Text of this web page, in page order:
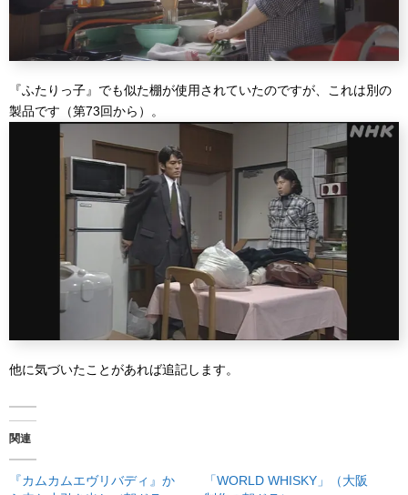
『ふたりっ子』でも似た棚が使用されていたのですが、これは別の
製品です（第73回から）。
他に気づいたことがあれば追記します。
関連
『カムカムエヴリバディ』か
「WORLD WHISKY」（大阪